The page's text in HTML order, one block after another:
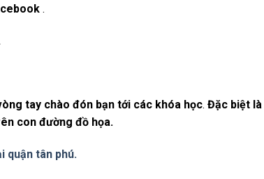
.
tay chào đón bạn tới các khóa học. Đặc biệt
con đường đồ họa.
quận tân phú.